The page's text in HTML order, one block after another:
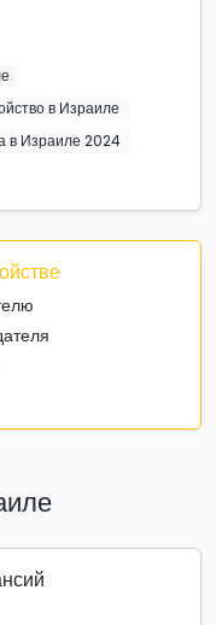
в Израиле
в Израиле 2024